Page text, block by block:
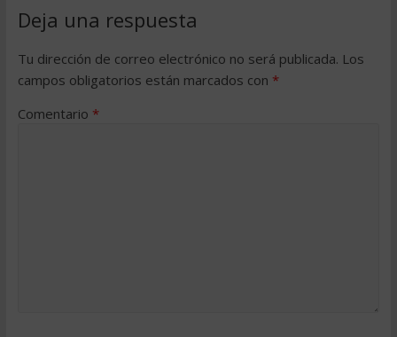
Deja una respuesta
Tu dirección de correo electrónico no será publicada. Los
campos obligatorios están marcados con *
Comentario *